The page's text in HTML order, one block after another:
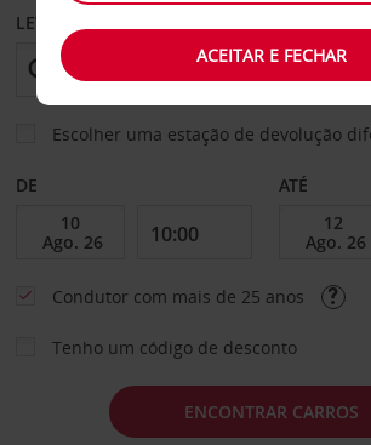
LEVANTAR EM
Escolher uma estação de devolução
DE ATÉ
Condutor com mais de 25 anos
Tenho um código de desconto
ENCONTRAR CARROS
ACEITAR E FECHAR